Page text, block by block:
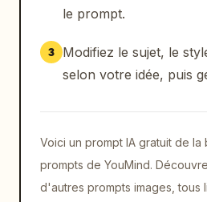
le prompt.
3
Modifiez le sujet, le
selon votre idée, puis
Voici un prompt IA gratuit de
prompts de YouMind.
d'autres prompts images, tous